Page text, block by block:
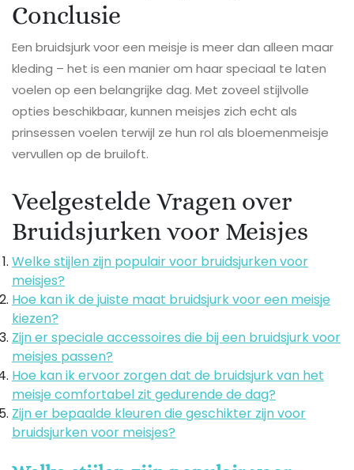
Conclusie
Een bruidsjurk voor een meisje is meer dan alleen maar
kleding – het is een manier om haar speciaal te laten
voelen op een belangrijke dag. Met zoveel stijlvolle
opties beschikbaar, kunnen meisjes zich echt als
prinsessen voelen terwijl ze hun rol als bloemenmeisje
vervullen op de bruiloft.
Veelgestelde Vragen over
Bruidsjurken voor Meisjes
Welke stijlen zijn populair voor bruidsjurken voor
meisjes?
Hoe kan ik de juiste maat bruidsjurk voor een meisje
kiezen?
Zijn er speciale accessoires die bij een bruidsjurk voor
meisjes passen?
Hoe kan ik ervoor zorgen dat de bruidsjurk van het
meisje comfortabel zit gedurende de dag?
Zijn er bepaalde kleuren die geschikter zijn voor
bruidsjurken voor meisjes?